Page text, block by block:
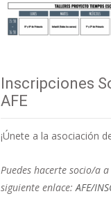
Inscripciones
AFE
¡Únete a la asociación
Puedes hacerte socio/a
siguiente enlace:AFE/